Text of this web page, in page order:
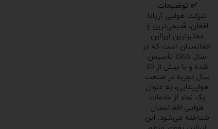
✅ توضیحات
شرکت هوایی آریانا
افغان، قدیمی‌ترین و
معتبرترین ایرلاین
افغانستان است که در
سال 1955 تأسیس
شده و با بیش از 60
سال تجربه در صنعت
هواپیمایی، به عنوان
یک نماد از خدمات
هوایی افغانستان
شناخته می‌شود. این